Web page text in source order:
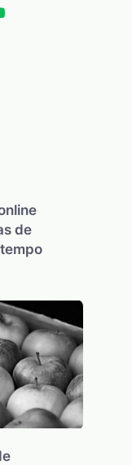
de